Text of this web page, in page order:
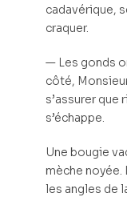
cadavérique,
craquer.
— Les gonds
côté,
s’assurer que
s’échappe.
Une bougie
mèche noyée.
les angles de